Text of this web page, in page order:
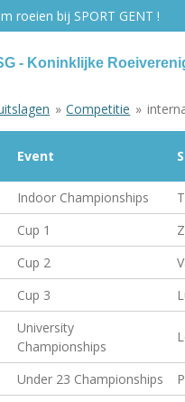
roeien bij SPORT GENT !
» Competitie »
Event
Indoor Championships
Cup 1
Cup 2
Cup 3
University
Championships
Under 23 Championships